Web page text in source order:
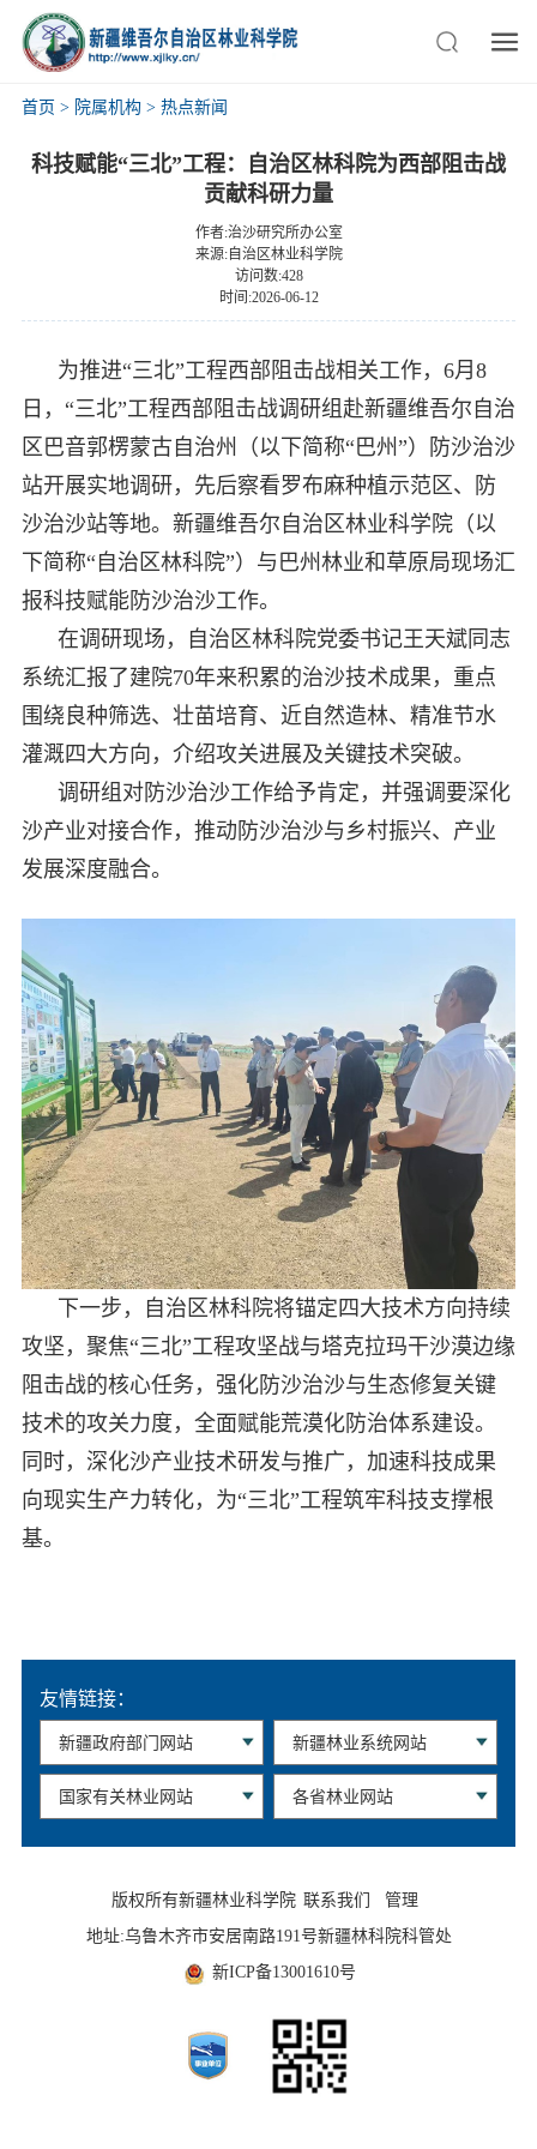
首页 > 院属机构> 热点新闻
科技赋能“三北”工程：自治区林科院为西部阻击战
贡献科研力量
作者:治沙研究所办公室
来源:自治区林业科学院
访问数:428
时间:2026-06-12
为推进“三北”工程西部阻击战相关工作，6月8
日，“三北”工程西部阻击战调研组赴新疆维吾尔自治
区巴音郭楞蒙古自治州（以下简称“巴州”）防沙治沙
站开展实地调研，先后察看罗布麻种植示范区、防
沙治沙站等地。新疆维吾尔自治区林业科学院（以
下简称“自治区林科院”）与巴州林业和草原局现场汇
报科技赋能防沙治沙工作。
在调研现场，自治区林科院党委书记王天斌同志
系统汇报了建院70年来积累的治沙技术成果，重点
围绕良种筛选、壮苗培育、近自然造林、精准节水
灌溉四大方向，介绍攻关进展及关键技术突破。
调研组对防沙治沙工作给予肯定，并强调要深化
沙产业对接合作，推动防沙治沙与乡村振兴、产业
发展深度融合。
下一步，自治区林科院将锚定四大技术方向持续
攻坚，聚焦“三北”工程攻坚战与塔克拉玛干沙漠边缘
阻击战的核心任务，强化防沙治沙与生态修复关键
技术的攻关力度，全面赋能荒漠化防治体系建设。
同时，深化沙产业技术研发与推广，加速科技成果
向现实生产力转化，为“三北”工程筑牢科技支撑根
基。
友情链接：
版权所有新疆林业科学院 联系我们
管理
地址:乌鲁木齐市安居南路191号新疆林科院科管处
新ICP备13001610号